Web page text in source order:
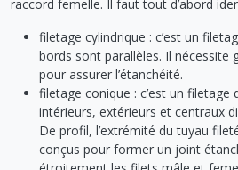
raccord femelle. Il faut tout d’abord
filetage cylindrique : c’est un
bords sont parallèles. Il nécessite
pour assurer l’étanchéité.
filetage conique : c’est un filetage
intérieurs, extérieurs et centraux
De profil, l’extrémité du tuyau
conçus pour former un joint